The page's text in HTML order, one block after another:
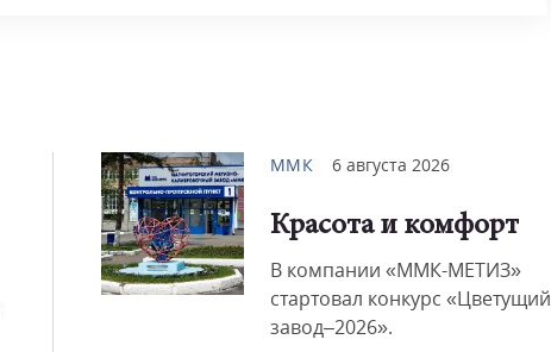
ММК 6 августа 2026
Красота и комфорт
В компании «ММК-МЕТИЗ»
стартовал конкурс «Цветущий
завод–2026».